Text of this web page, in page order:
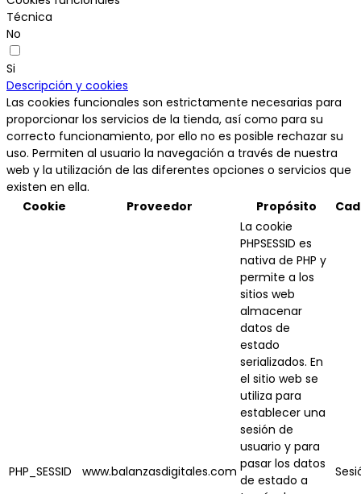
Técnica
No
Si
Descripción y cookies
Las cookies funcionales son estrictamente necesarias para
proporcionar los servicios de la tienda, así como para su
correcto funcionamiento, por ello no es posible rechazar su
uso. Permiten al usuario la navegación a través de nuestra
web y la utilización de las diferentes opciones o servicios que
existen en ella.
Cookie
Proveedor Propósito
PHP_SESSID www.balanzasdigitales.com
La cookie
PHPSESSID es
nativa de PHP y
permite a los
sitios web
almacenar
datos de
estado
serializados. En
el sitio web se
utiliza para
establecer una
sesión de
usuario y para
pasar los datos
de estado a